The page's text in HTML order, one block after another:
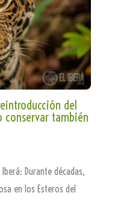
del
conservar también
Durante décadas,
en los Esteros del